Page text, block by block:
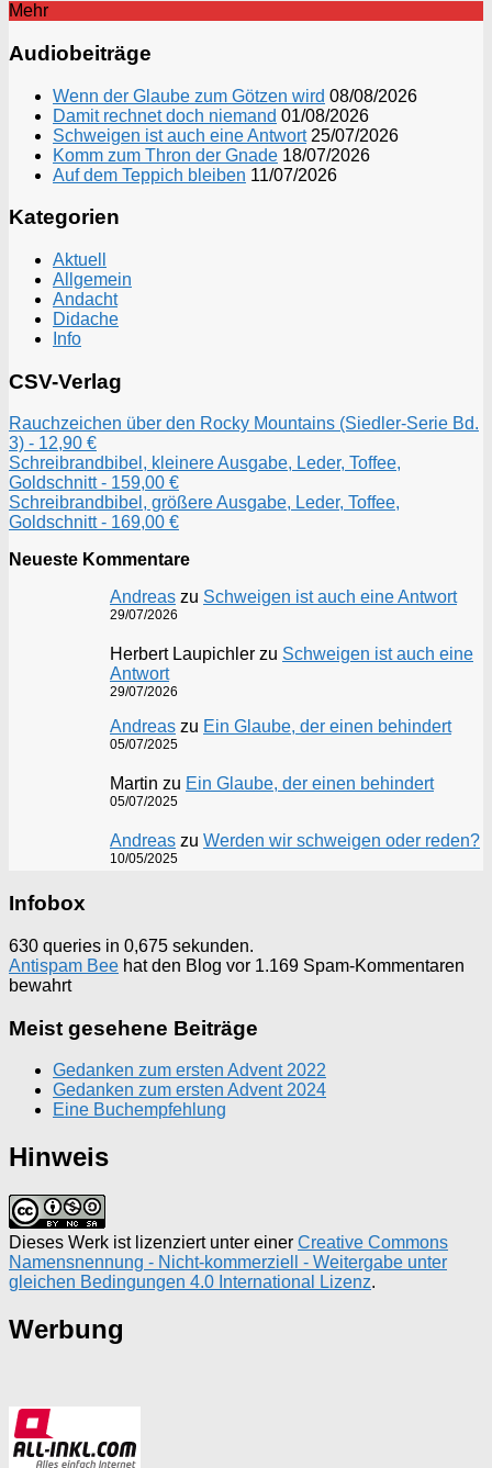
Mehr
Audiobeiträge
Wenn der Glaube zum Götzen wird 08/08/2026
Damit rechnet doch niemand 01/08/2026
Schweigen ist auch eine Antwort 25/07/2026
Komm zum Thron der Gnade 18/07/2026
Auf dem Teppich bleiben 11/07/2026
Kategorien
Aktuell
Allgemein
Andacht
Didache
Info
CSV-Verlag
Rauchzeichen über den Rocky Mountains (Siedler-Serie Bd.
3) - 12,90 €
Schreibrandbibel, kleinere Ausgabe, Leder, Toffee,
Goldschnitt - 159,00 €
Schreibrandbibel, größere Ausgabe, Leder, Toffee,
Goldschnitt - 169,00 €
Neueste Kommentare
Andreas zu Schweigen ist auch eine Antwort
29/07/2026
Herbert Laupichler zu Schweigen ist auch eine
Antwort
29/07/2026
Andreas zu Ein Glaube, der einen behindert
05/07/2025
Martin zu Ein Glaube, der einen behindert
05/07/2025
Andreas zu Werden wir schweigen oder reden?
10/05/2025
Infobox
630 queries in 0,675 sekunden.
Antispam Bee hat den Blog vor 1.169 Spam-Kommentaren
bewahrt
Meist gesehene Beiträge
Gedanken zum ersten Advent 2022
Gedanken zum ersten Advent 2024
Eine Buchempfehlung
Hinweis
Dieses Werk ist lizenziert unter einer Creative Commons
Namensnennung - Nicht-kommerziell - Weitergabe unter
gleichen Bedingungen 4.0 International Lizenz.
Werbung